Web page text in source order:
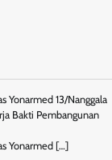
Yonarmed 13/Nanggala
Bakti Pembangunan
Yonarmed […]